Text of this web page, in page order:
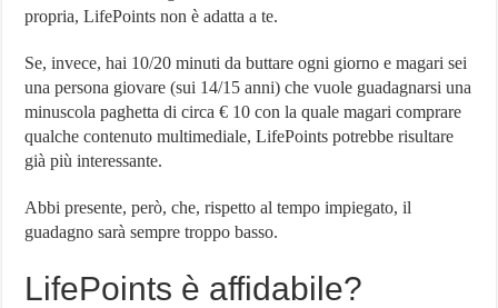
propria, LifePoints non è adatta a te.
Se, invece, hai 10/20 minuti da buttare ogni giorno e magari sei
una persona giovare (sui 14/15 anni) che vuole guadagnarsi una
minuscola paghetta di circa € 10 con la quale magari comprare
qualche contenuto multimediale, LifePoints potrebbe risultare
già più interessante.
Abbi presente, però, che, rispetto al tempo impiegato, il
guadagno sarà sempre troppo basso.
LifePoints è affidabile?